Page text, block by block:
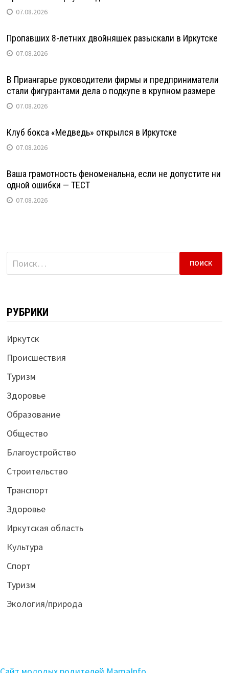
07.08.2026
Пропавших 8-летних двойняшек разыскали в Иркутске
07.08.2026
В Приангарье руководители фирмы и предприниматели
стали фигурантами дела о подкупе в крупном размере
07.08.2026
Клуб бокса «Медведь» открылся в Иркутске
07.08.2026
Ваша грамотность феноменальна, если не допустите ни
одной ошибки — ТЕСТ
07.08.2026
Найти:
РУБРИКИ
Иркутск
Происшествия
Туризм
Здоровье
Образование
Общество
Благоустройство
Строительство
Транспорт
Здоровье
Иркутская область
Культура
Спорт
Туризм
Экология/природа